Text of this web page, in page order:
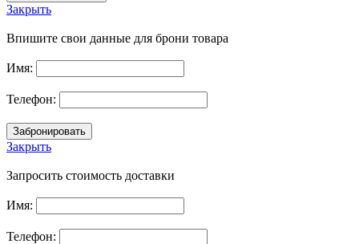
Закрыть
Впишите свои данные для брони товара
Имя:
Телефон:
Закрыть
Запросить стоимость доставки
Имя:
Телефон: